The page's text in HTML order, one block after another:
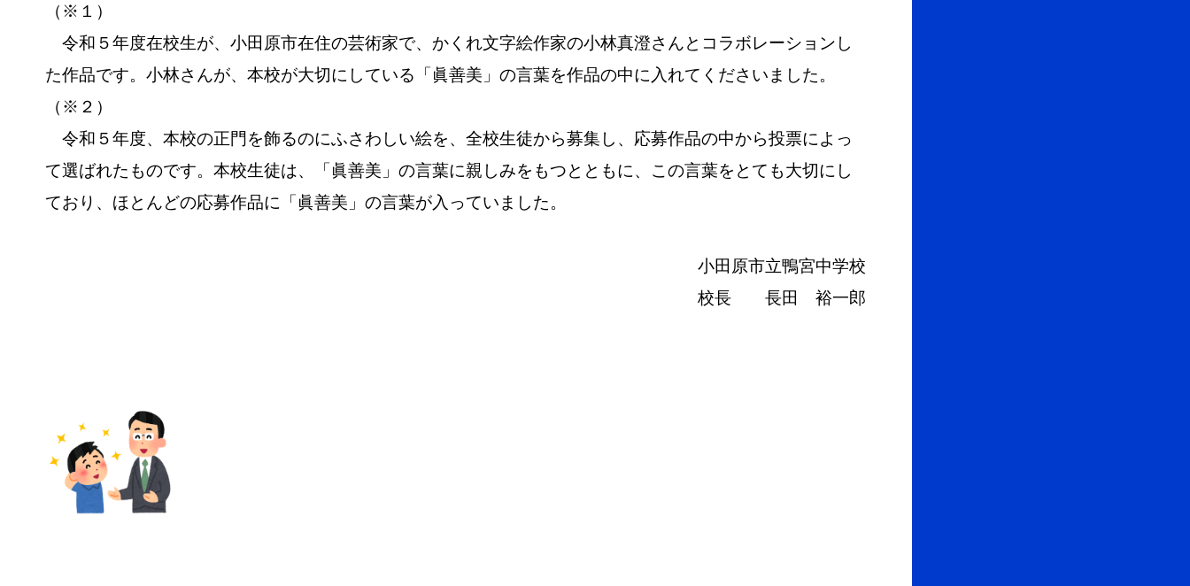
（※１）
令和５年度在校生が、小田原市在住の芸術家で、かくれ文字絵作家の小林真澄さんとコラボレーションし
た作品です。小林さんが、本校が大切にしている「眞善美」の言葉を作品の中に入れてくださいました。
（※２）
令和５年度、本校の正門を飾るのにふさわしい絵を、全校生徒から募集し、応募作品の中から投票によっ
て選ばれたものです。本校生徒は、「眞善美」の言葉に親しみをもつとともに、この言葉をとても大切にし
ており、ほとんどの応募作品に「眞善美」の言葉が入っていました。
小田原市立鴨宮中学校
校長 長田 裕一郎